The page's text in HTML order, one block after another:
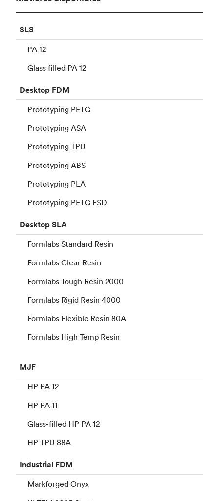
SLS
PA 12
Glass filled PA 12
Desktop FDM
Prototyping PETG
Prototyping ASA
Prototyping TPU
Prototyping ABS
Prototyping PLA
Prototyping PETG ESD
DesktopSLA
Formlabs Standard Resin
Formlabs Clear Resin
Formlabs Tough Resin 2000
Formlabs Rigid Resin 4000
Formlabs Flexible Resin 80A
Formlabs High Temp Resin
MJF
HP PA 12
HP PA 11
Glass-filled HP PA 12
HP TPU 88A
Industrial FDM
Markforged Onyx